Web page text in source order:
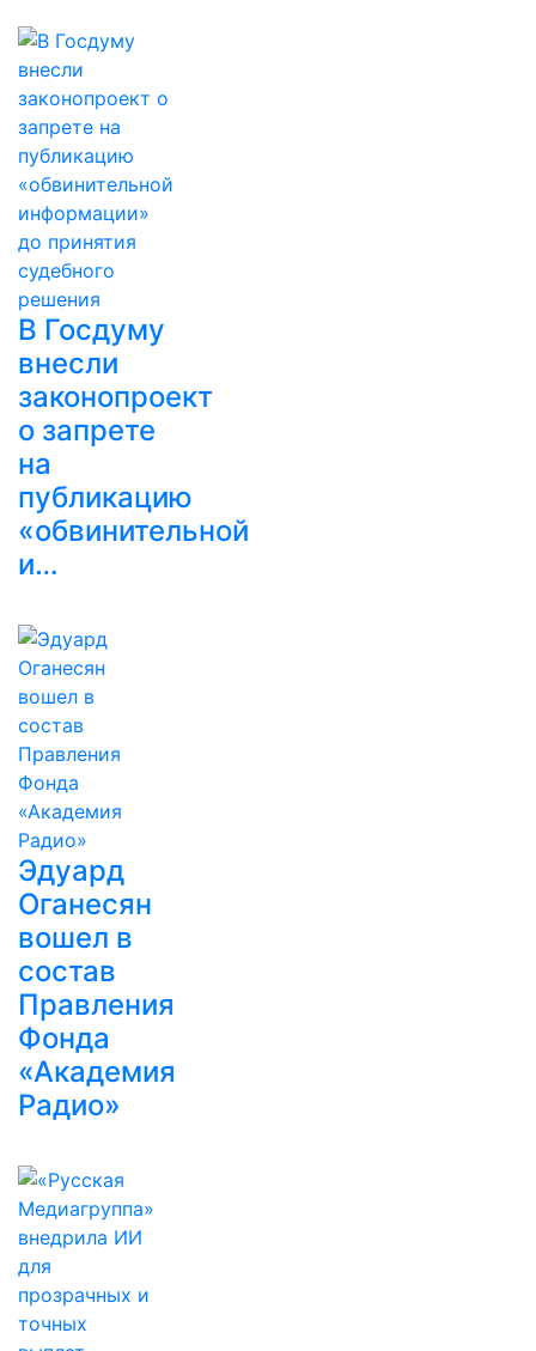
В Госдуму
внесли
законопроект
о запрете
на
публикацию
«обвинительной
и…
Эдуард
Оганесян
вошел в
состав
Правления
Фонда
«Академия
Радио»